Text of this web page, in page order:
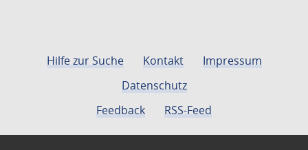
Hilfe zur Suche Kontakt
Impressum
Datenschutz
Feedback
RSS-Feed